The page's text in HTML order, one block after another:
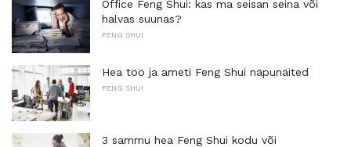
Office Feng Shui: kas ma seisan seina või
halvas suunas?
FENG SHUI
Hea töö ja ameti Feng Shui näpunäited
FENG SHUI
3 sammu hea Feng Shui kodu või